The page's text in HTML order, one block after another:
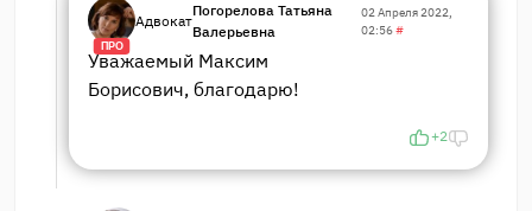
ПРО
Адвокат
Погорелова Татьяна
Валерьевна
02 Апреля 2022,
02:56#
Уважаемый Максим
Борисович, благодарю!
+2